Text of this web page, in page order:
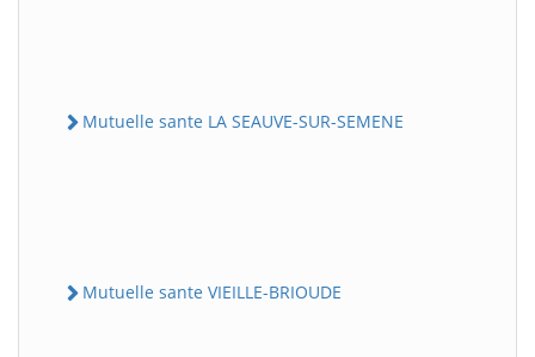
Mutuelle sante LA SEAUVE-SUR-SEMENE
Mutuelle sante VIEILLE-BRIOUDE